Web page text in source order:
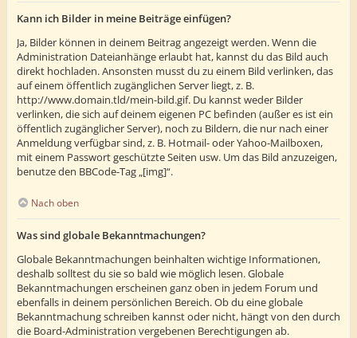
Kann ich Bilder in meine Beiträge einfügen?
Ja, Bilder können in deinem Beitrag angezeigt werden. Wenn die
Administration Dateianhänge erlaubt hat, kannst du das Bild auch
direkt hochladen. Ansonsten musst du zu einem Bild verlinken, das
auf einem öffentlich zugänglichen Server liegt, z. B.
http://www.domain.tld/mein-bild.gif. Du kannst weder Bilder
verlinken, die sich auf deinem eigenen PC befinden (außer es ist ein
öffentlich zugänglicher Server), noch zu Bildern, die nur nach einer
Anmeldung verfügbar sind, z. B. Hotmail- oder Yahoo-Mailboxen,
mit einem Passwort geschützte Seiten usw. Um das Bild anzuzeigen,
benutze den BBCode-Tag „[img]“.
Nach oben
Was sind globale Bekanntmachungen?
Globale Bekanntmachungen beinhalten wichtige Informationen,
deshalb solltest du sie so bald wie möglich lesen. Globale
Bekanntmachungen erscheinen ganz oben in jedem Forum und
ebenfalls in deinem persönlichen Bereich. Ob du eine globale
Bekanntmachung schreiben kannst oder nicht, hängt von den durch
die Board-Administration vergebenen Berechtigungen ab.